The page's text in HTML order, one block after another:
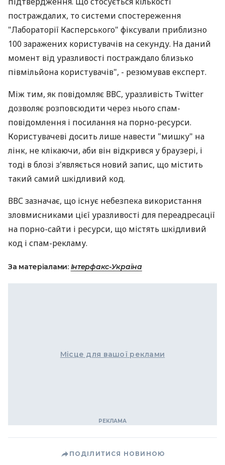
постраждалих, то системи спостереження
"Лабораторії Касперського" фіксували приблизно
100 заражених користувачів на секунду. На даний
момент від уразливості постраждало близько
півмільйона користувачів", - резюмував експерт.
Між тим, як повідомляє ВВС, уразливість Twitter
дозволяє розповсюдити через нього спам-
повідомлення і посилання на порно-ресурси.
Користувачеві досить лише навести "мишку" на
лінк, не клікаючи, аби він відкрився у браузері, і
тоді в блозі з'являється новий запис, що містить
такий самий шкідливий код.
ВВС зазначає, що існує небезпека використання
зловмисниками цієї уразливості для переадресації
на порно-сайти і ресурси, що містять шкідливий
код і спам-рекламу.
За матеріалами: Інтерфакс-Україна
Місце для вашої реклами
ПОДІЛИТИСЯ НОВИНОЮ